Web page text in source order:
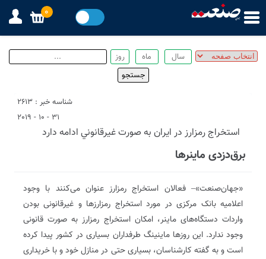
شناسه خبر : 2613
31 - 10 - 2019
استخراج رمزارز در ايران به صورت غيرقانوني ادامه دارد
برق‌دزدی ماینرها
«جهان‌صنعت»– فعالان استخراج رمزارز عنوان می‌کنند با وجود
اعلامیه بانک مرکزی در مورد استخراج رمزارزها و غیرقانونی بودن
واردات دستگاه‌های ماینر، امکان استخراج رمزارز به صورت قانونی
وجود ندارد. این روزها ماینینگ طرفداران بسیاری در کشور پیدا کرده
است و به گفته کارشناسان، بسیاری حتی در منازل خود و با خریداری
0